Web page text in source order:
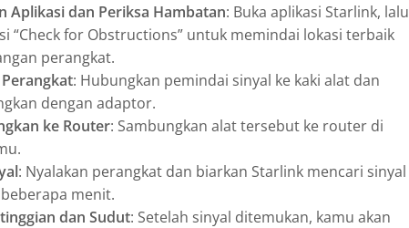
Aplikasi dan Periksa Hambatan: Buka aplikasi Starlink, lalu
“Check for Obstructions” untuk memindai lokasi terbaik
perangkat.
: Hubungkan pemindai sinyal ke kaki alat dan
dengan adaptor.
ke Router: Sambungkan alat tersebut ke router di
: Nyalakan perangkat dan biarkan Starlink mencari sinyal
menit.
dan Sudut: Setelah sinyal ditemukan, kamu akan